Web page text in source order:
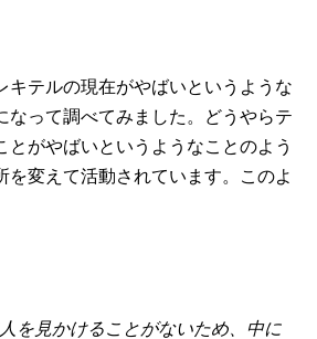
キテルの現在がやばいというような
なって調べてみました。どうやらテ
とがやばいというようなことのよう
を変えて活動されています。このよ
を見かけることがないため、中に